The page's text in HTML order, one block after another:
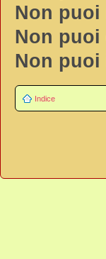
Non puoi
Non puoi
Non puoi
Indice